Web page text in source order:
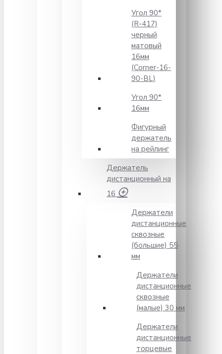
Угол 90*
(R-417)
черный
матовый
16мм
(Corner-16-
90-BL)
Угол 90*
16мм
Фигурный
держатель
на рейлинг
Держатель
дистанционный на
16
Держатели
дистанционные
сквозные
(большие) 55
мм
Держатели
дистанционные
сквозные
(малые) 30 мм
Держатели
дистанционные
торцевые